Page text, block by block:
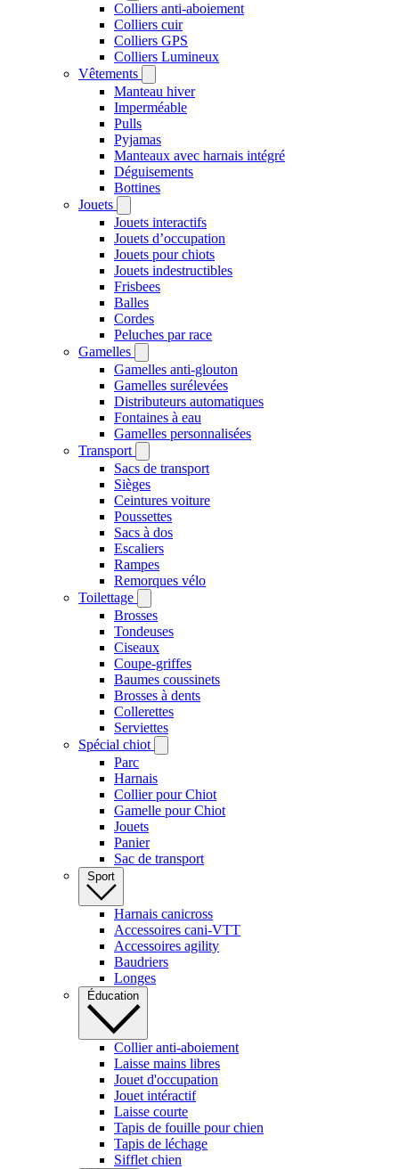
Colliers anti-aboiement
Colliers cuir
Colliers GPS
Colliers Lumineux
Vêtements
Manteau hiver
Imperméable
Pulls
Pyjamas
Manteaux avec harnais intégré
Déguisements
Bottines
Jouets
Jouets interactifs
Jouets d’occupation
Jouets pour chiots
Jouets indestructibles
Frisbees
Balles
Cordes
Peluches par race
Gamelles
Gamelles anti-glouton
Gamelles surélevées
Distributeurs automatiques
Fontaines à eau
Gamelles personnalisées
Transport
Sacs de transport
Sièges
Ceintures voiture
Poussettes
Sacs à dos
Escaliers
Rampes
Remorques vélo
Toilettage
Brosses
Tondeuses
Ciseaux
Coupe-griffes
Baumes coussinets
Brosses à dents
Collerettes
Serviettes
Spécial chiot
Parc
Harnais
Collier pour Chiot
Gamelle pour Chiot
Jouets
Panier
Sac de transport
Sport
Harnais canicross
Accessoires cani-VTT
Accessoires agility
Baudriers
Longes
Éducation
Collier anti-aboiement
Laisse mains libres
Jouet d'occupation
Jouet intéractif
Laisse courte
Tapis de fouille pour chien
Tapis de léchage
Sifflet chien